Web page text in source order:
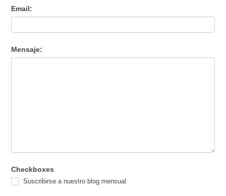
Email:
Mensaje:
Checkboxes
Suscribirse a nuestro blog mensual